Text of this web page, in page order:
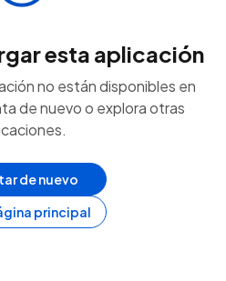
esta aplicación
no están disponibles en
de nuevo o explora otras
de nuevo
principal